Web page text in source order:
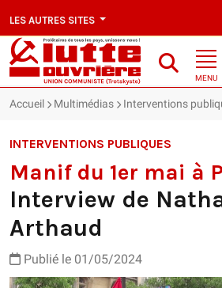
LES AUTRES SITES
MENU
Accueil Multimédias Interventions
INTERVENTIONS PUBLIQUES
Manif du 1er mai à
Interview de
Arthaud
Publié le 01/05/2024